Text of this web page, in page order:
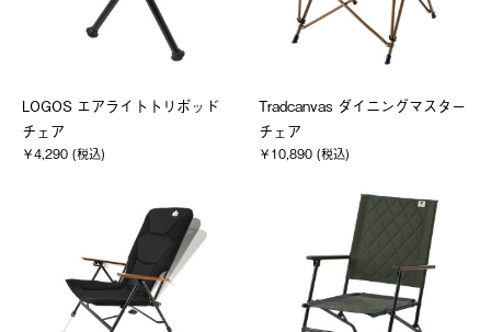
LOGOS エアライトトリポッド
チェア
￥4,290 (税込)
Tradcanvas ダイニングマスター
チェア
￥10,890 (税込)